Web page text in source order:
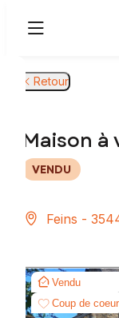
Retour
Maison à
VENDU
Feins -
Vendu
Coup de coeur